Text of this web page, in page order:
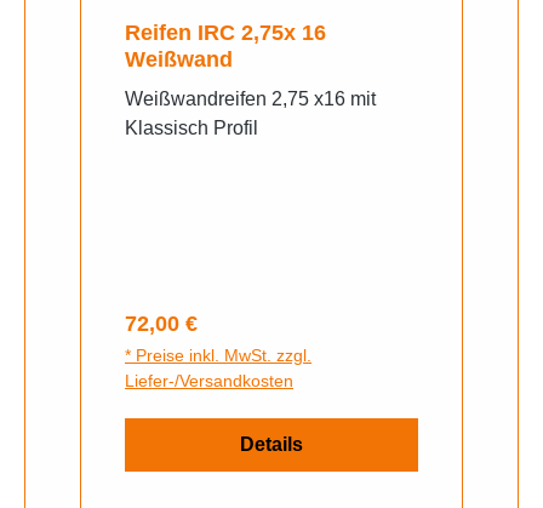
Reifen IRC 2,75x 16
Weißwand
Weißwandreifen 2,75 x16 mit
Klassisch Profil
Regulärer Preis:
72,00 €
* Preise inkl. MwSt. zzgl.
Liefer-/Versandkosten
Details